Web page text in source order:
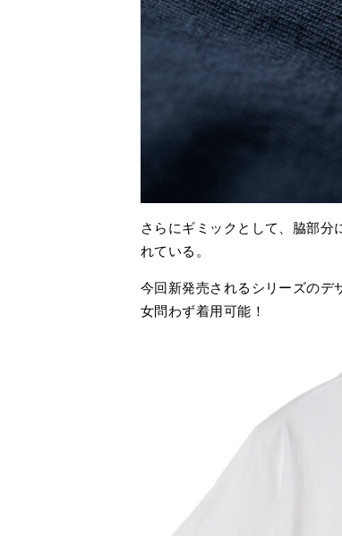
さらにギミックとして、脇部分
れている。
今回新発売されるシリーズのデ
女問わず着用可能！